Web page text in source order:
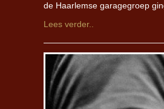
de Haarlemse garagegroep
Lees verder..